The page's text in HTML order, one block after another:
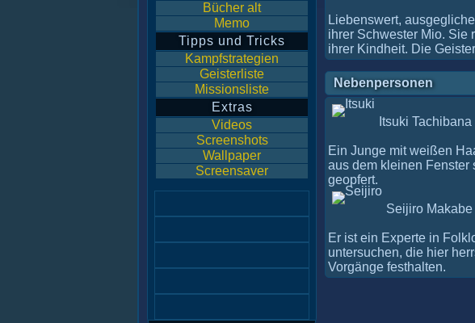
Liebenswert,
ihrer Schwester Mio. Sie
ihrer Kindheit. Die
Nebenpersonen
Itsuki Tachibana
Ein Junge mit weißen
aus dem kleinen Fenster
geopfert.
Seijiro Makabe
Er ist ein Experte in
untersuchen, die hier
Vorgänge festhalten.
Bücher alt
Memo
Tipps und Tricks
Kampfstrategien
Geisterliste
Missionsliste
Extras
Videos
Screenshots
Wallpaper
Screensaver